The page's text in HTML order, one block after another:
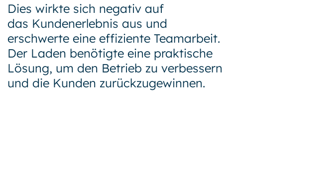
Dies wirkte sich negativ auf
das Kundenerlebnis aus und
erschwerte eine effiziente Teamarbeit.
Der Laden benötigte eine praktische
Lösung, um den Betrieb zu verbessern
und die Kunden zurückzugewinnen.